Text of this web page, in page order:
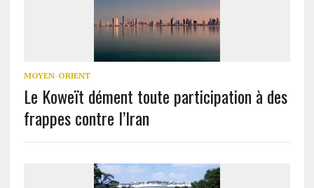
MOYEN-ORIENT
Le Koweït dément toute participation à des
frappes contre l’Iran